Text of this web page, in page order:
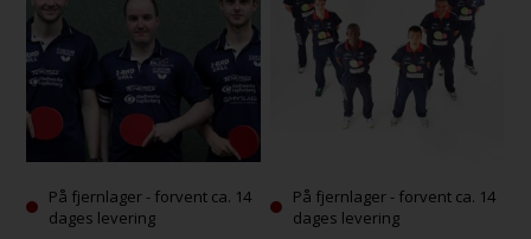
På fjernlager - forvent ca. 14
dages levering
På fjernlager - forvent ca. 14
dages levering